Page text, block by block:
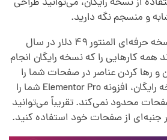
و منسجم نگه دارید.
اما ELEMENTOR PRO نسخه حرفه‌ای المنتور ۴۹ دلار در سال
همه کارهایی را که نسخه رایگان انجام
رها کردن عناصر در صفحات شما را
انجام دهد. برخلاف نسخه رایگان، افزونه Elementor Pro شما را
محدود نمی‌کند. تقریباً می‌توانید
جنبه‌ا‌ی از صفحات خود استفاده کنید.